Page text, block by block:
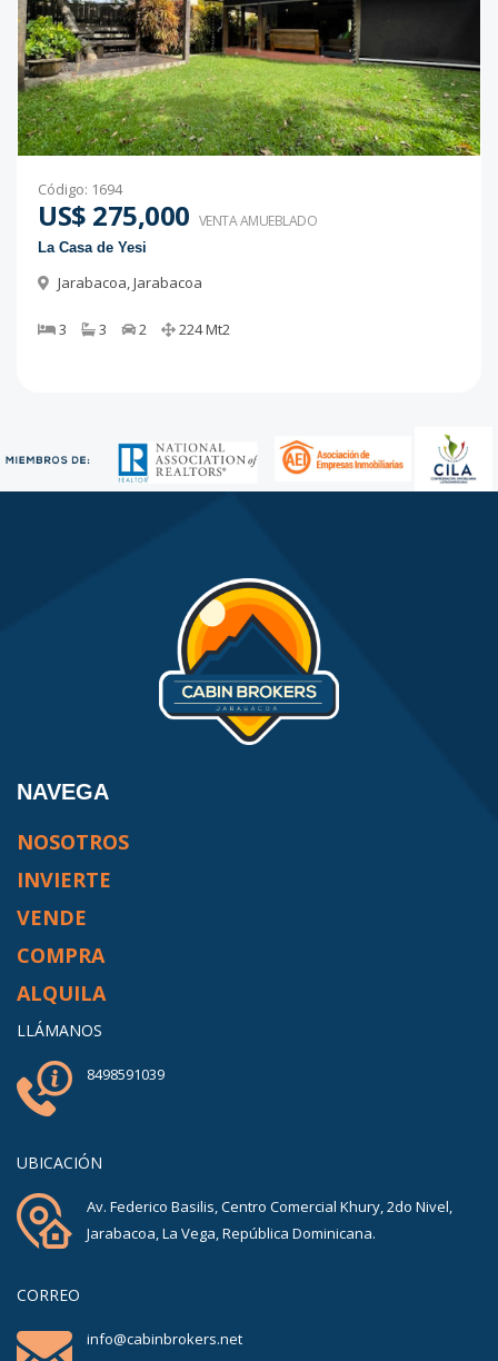
Código: 1694
US$ 275,000 VENTA AMUEBLADO
La Casa de Yesi
Jarabacoa,Jarabacoa
3 3 2 224Mt2
NAVEGA
NOSOTROS
INVIERTE
VENDE
COMPRA
ALQUILA
LLÁMANOS
8498591039
UBICACIÓN
Av. Federico Basilis, Centro Comercial Khury, 2do Nivel,
Jarabacoa, La Vega, República Dominicana.
CORREO
info@cabinbrokers.net